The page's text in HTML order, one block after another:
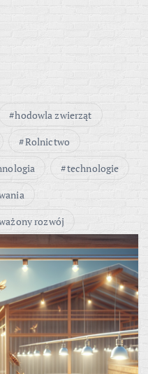
hodowla zwierząt
Rolnictwo
technologie
rozwój